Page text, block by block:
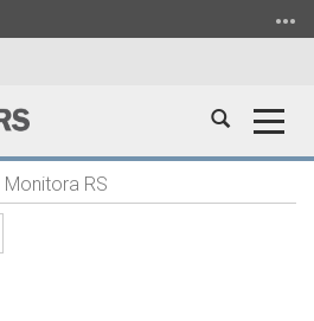
Abrir
Monitora RS